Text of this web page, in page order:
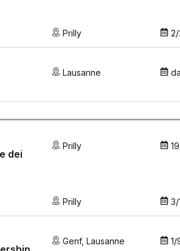
Prilly
Lausanne da
dei
Prilly
Prilly 3/
Genf,Lausanne 1/